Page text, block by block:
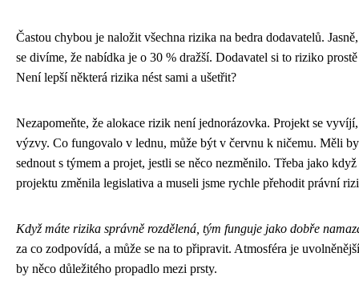
Častou chybou je naložit všechna rizika na bedra dodavatelů.
se divíme, že nabídka je o 30 % dražší. Dodavatel si to riziko
Není lepší některá rizika nést sami a ušetřit?
Nezapomeňte, že alokace rizik není jednorázovka. Projekt se
výzvy. Co fungovalo v lednu, může být v červnu k ničemu. Měli
sednout s týmem a projet, jestli se něco nezměnilo. Třeba jako když
projektu změnila legislativa a museli jsme rychle přehodit právní
Když máte rizika správně rozdělená, tým funguje jako dobře
za co zodpovídá, a může se na to připravit. Atmosféra je
by něco důležitého propadlo mezi prsty.